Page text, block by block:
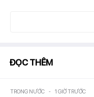
ĐỌC THÊM
TRONG NƯỚC - 1 GIỜ TRƯỚC